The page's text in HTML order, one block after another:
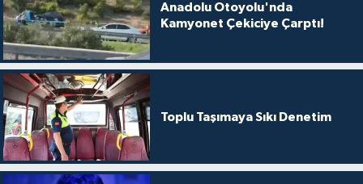
Anadolu Otoyolu'nda
Kamyonet Çekiciye Çarptı!
Toplu Taşımaya Sıkı Denetim